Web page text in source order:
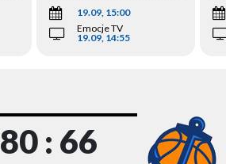
19.09, 15:00
Emocje TV
19.09, 14:55
80 : 66